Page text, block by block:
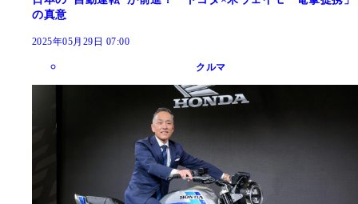
の真意
2025年05月29日 07:00
クルマ